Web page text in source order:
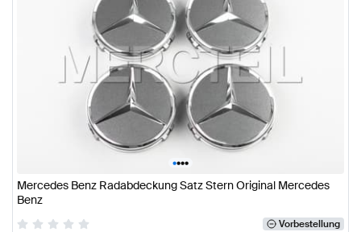
••••
Mercedes Benz Radabdeckung Satz Stern Original Mercedes
Benz
Vorbestellung